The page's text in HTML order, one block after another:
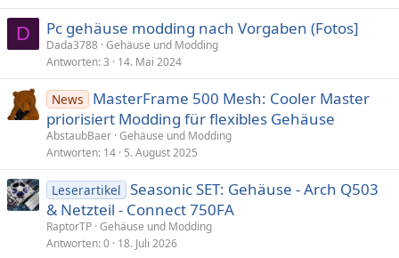
D Pc gehäuse modding nach Vorgaben (Fotos]
Dada3788 Gehäuse und Modding
Antworten 3 14. Mai 2024
News
MasterFrame 500 Mesh: Cooler Master
priorisiert Modding für flexibles Gehäuse
AbstaubBaer Gehäuse und Modding
Antworten 14 5. August 2025
Leserartikel Seasonic SET: Gehäuse - Arch Q503
& Netzteil - Connect 750FA
RaptorTP Gehäuse und Modding
Antworten 0 18. Juli 2026